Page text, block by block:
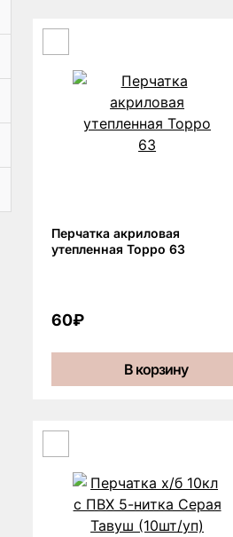
Перчатка акриловая
утепленная Торро 63
60₽
В корзину